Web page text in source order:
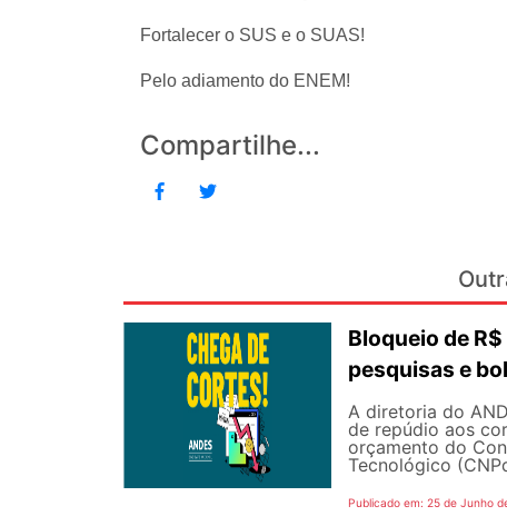
Fortalecer o SUS e o SUAS!
Pelo adiamento do ENEM!
Compartilhe...
Bloqueio de
pesquisas e
A diretoria do
de repúdio aos
orçamento do
Tecnológico
Publicado em: 25 de Junho